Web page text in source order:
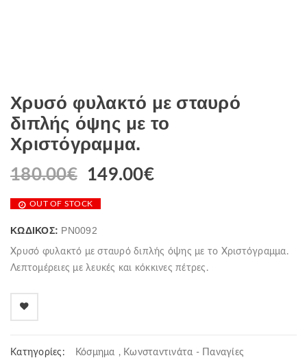
Χρυσό φυλακτό με σταυρό
διπλής όψης με το
Χριστόγραμμα.
180.00€ 149.00€
OUT OF STOCK
ΚΩΔΙΚΌΣ: PN0092
Χρυσό φυλακτό με σταυρό διπλής όψης με το Χριστόγραμμα.
Λεπτομέρειες με λευκές και κόκκινες πέτρες.
Κατηγορίες: Κόσμημα , Κωνσταντινάτα - Παναγίες